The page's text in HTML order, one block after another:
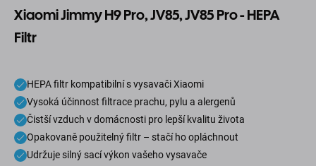
Xiaomi Jimmy H9 Pro, JV85, JV85 Pro - HEPA
Filtr
HEPA filtr kompatibilní s vysavači Xiaomi
Vysoká účinnost filtrace prachu, pylu a alergenů
Čistší vzduch v domácnosti pro lepší kvalitu života
Opakovaně použitelný filtr – stačí ho opláchnout
Udržuje silný sací výkon vašeho vysavače